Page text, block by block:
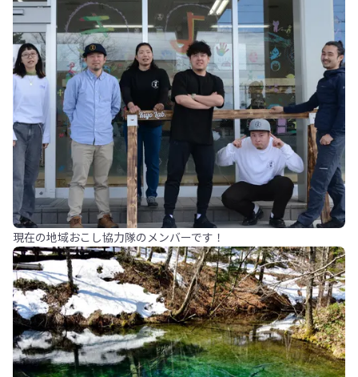
現在の地域おこし協力隊のメンバーです！